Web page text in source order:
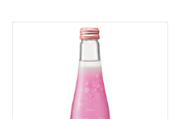
Relatiegeschenken